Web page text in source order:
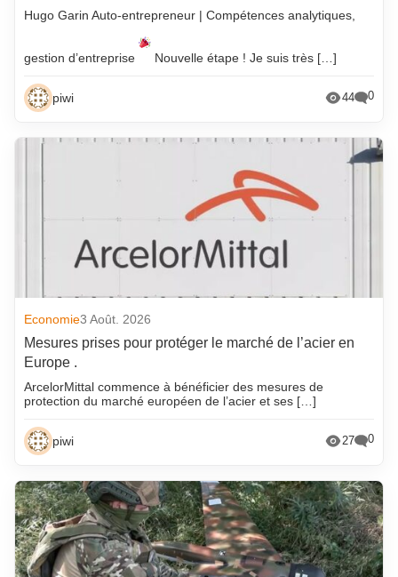
Hugo Garin Auto-entrepreneur | Compétences analytiques,
gestion d’entreprise Nouvelle étape ! Je suis très […]
piwi 44 0
Economie3 Août. 2026
Mesures prises pour protéger le marché de l’acier en
Europe .
ArcelorMittal commence à bénéficier des mesures de
protection du marché européen de l’acier et ses […]
piwi 27 0